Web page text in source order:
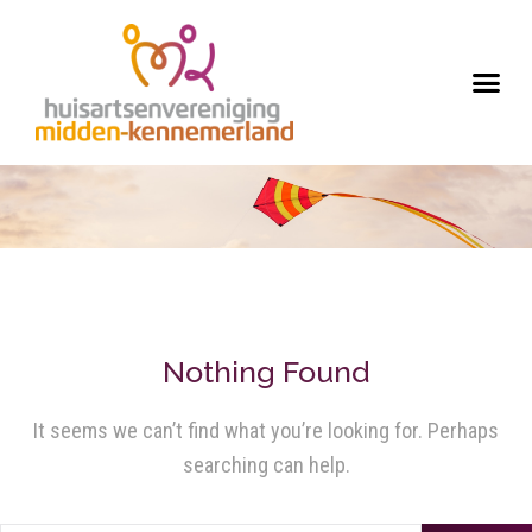
Nothing Found
It seems we can’t find what you’re looking for. Perhaps
searching can help.